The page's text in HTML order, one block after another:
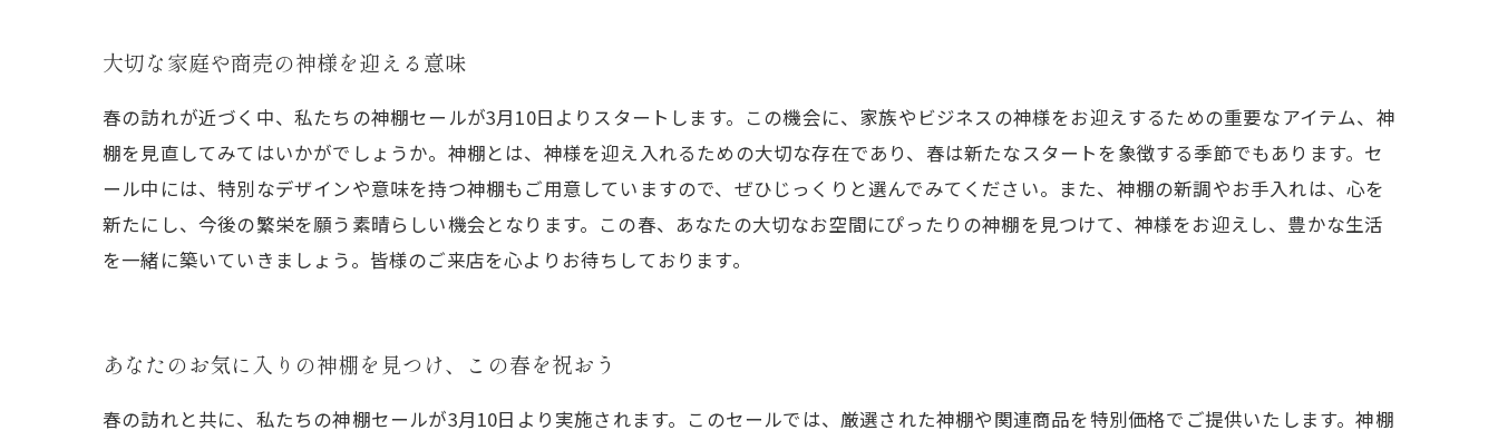
大切な家庭や商売の神様を迎える意味
春の訪れが近づく中、私たちの神棚セールが3月10日よりスタートします。この機会に、家族やビジネスの神様をお迎えするための重要なアイテム、神
棚を見直してみてはいかがでしょうか。神棚とは、神様を迎え入れるための大切な存在であり、春は新たなスタートを象徴する季節でもあります。セ
ール中には、特別なデザインや意味を持つ神棚もご用意していますので、ぜひじっくりと選んでみてください。また、神棚の新調やお手入れは、心を
新たにし、今後の繁栄を願う素晴らしい機会となります。この春、あなたの大切なお空間にぴったりの神棚を見つけて、神様をお迎えし、豊かな生活
を一緒に築いていきましょう。皆様のご来店を心よりお待ちしております。
あなたのお気に入りの神棚を見つけ、この春を祝おう
春の訪れと共に、私たちの神棚セールが3月10日より実施されます。このセールでは、厳選された神棚や関連商品を特別価格でご提供いたします。神棚